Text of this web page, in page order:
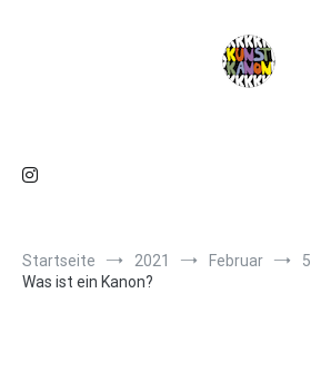
Startseite 2021 Februar
5
Was ist ein Kanon?